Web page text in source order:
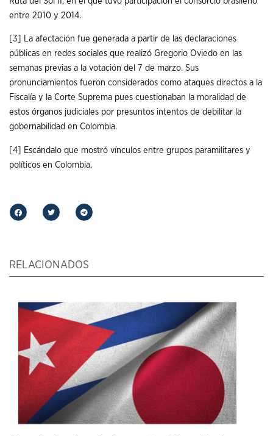
entre 2010 y 2014.
[3]
La afectación fue generada a partir de las declaraciones
públicas en redes sociales que realizó Gregorio Oviedo en las
semanas previas a la votación del 7 de marzo. Sus
pronunciamientos fueron considerados como ataques directos a la
Fiscalía y la Corte Suprema pues cuestionaban la moralidad de
estos órganos judiciales por presuntos intentos de debilitar la
gobernabilidad en Colombia.
[4]
Escándalo que mostró vínculos entre grupos paramilitares y
políticos en Colombia.
RELACIONADOS